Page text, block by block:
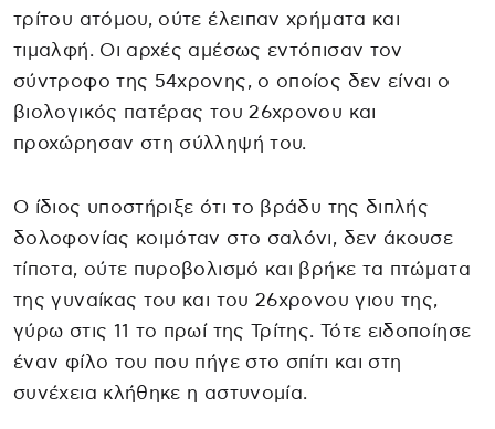
τρίτου ατόμου, ούτε έλειπαν χρήματα και
τιμαλφή. Οι αρχές αμέσως εντόπισαν τον
σύντροφο της 54χρονης, ο οποίος δεν είναι ο
βιολογικός πατέρας του 26χρονου και
προχώρησαν στη σύλληψή του.
Ο ίδιος υποστήριξε ότι το βράδυ της διπλής
δολοφονίας κοιμόταν στο σαλόνι, δεν άκουσε
τίποτα, ούτε πυροβολισμό και βρήκε τα πτώματα
της γυναίκας του και του 26χρονου γιου της,
γύρω στις 11 το πρωί της Τρίτης. Τότε ειδοποίησε
έναν φίλο του που πήγε στο σπίτι και στη
συνέχεια κλήθηκε η αστυνομία.